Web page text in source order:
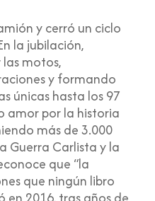
y cerró un ciclo
la jubilación,
motos,
y formando
únicas hasta los 97
amor por la historia
más de 3.000
Guerra Carlista y la
que “la
que ningún libro